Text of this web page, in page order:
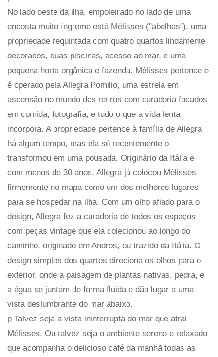
No lado oeste da ilha, empoleirado no lado de uma
encosta muito íngreme está Mèlisses ("abelhas"), uma
propriedade requintada com quatro quartos lindamente
decorados, duas piscinas, acesso ao mar, e uma
pequena horta orgânica e fazenda. Mèlisses pertence e
é operado pela Allegra Pomilio, uma estrela em
ascensão no mundo dos retiros com curadoria focados
em comida, fotografia, e tudo o que a vida lenta
incorpora. A propriedade pertence à família de Allegra
há algum tempo, mas ela só recentemente o
transformou em uma pousada. Originário da Itália e
com menos de 30 anos, Allegra já colocou Mèlisses
firmemente no mapa como um dos melhores lugares
para se hospedar na ilha. Com um olho afiado para o
design, Allegra fez a curadoria de todos os espaços
com peças vintage que ela colecionou ao longo do
caminho, originado em Andros, ou trazido da Itália. O
design simples dos quartos direciona os olhos para o
exterior, onde a paisagem de plantas nativas, pedra, e
a água se juntam de forma fluida e dão lugar a uma
vista deslumbrante do mar abaixo.
p Talvez seja a vista ininterrupta do mar que atrai
Mèlisses. Ou talvez seja o ambiente sereno e relaxado
que acompanha o delicioso café da manhã todas as